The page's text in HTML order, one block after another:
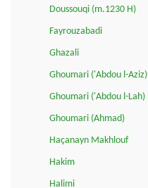
Doussouqi (m.1230 H)
Fayrouzabadi
Ghazali
Ghoumari ('Abdou l-Aziz)
Ghoumari ('Abdou l-Lah)
Ghoumari (Ahmad)
Haçanayn Makhlouf
Hakim
Halimi